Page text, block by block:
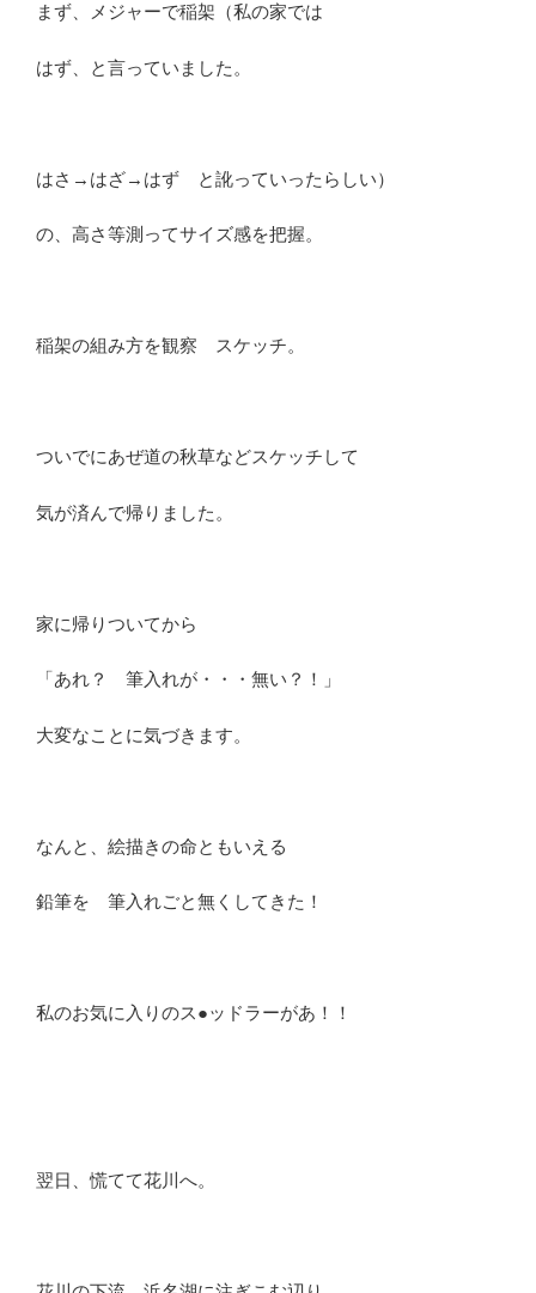
まず、メジャーで稲架（私の家では
はず、と言っていました。
はさ→はざ→はず と訛っていったらしい）
の、高さ等測ってサイズ感を把握。
稲架の組み方を観察 スケッチ。
ついでにあぜ道の秋草などスケッチして
気が済んで帰りました。
家に帰りついてから
「あれ？ 筆入れが・・・無い？！」
大変なことに気づきます。
なんと、絵描きの命ともいえる
鉛筆を 筆入れごと無くしてきた！
私のお気に入りのス●ッドラーがあ！！
翌日、慌てて花川へ。